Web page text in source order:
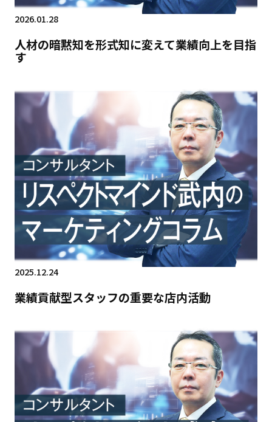
2026.01.28
人材の暗黙知を形式知に変えて業績向上を目指
す
2025.12.24
業績貢献型スタッフの重要な店内活動